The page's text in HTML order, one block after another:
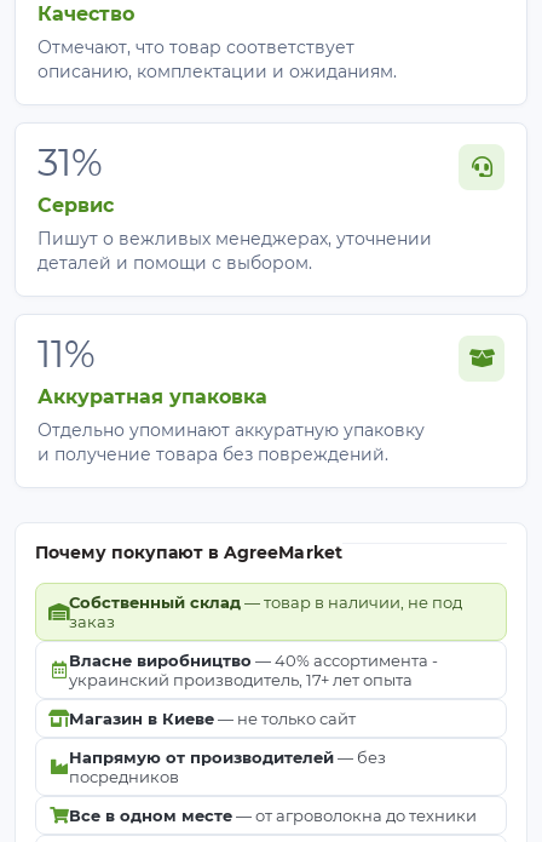
Качество
Отмечают, что товар соответствует
описанию, комплектации и ожиданиям.
31%
Сервис
Пишут о вежливых менеджерах, уточнении
деталей и помощи с выбором.
11%
Аккуратная упаковка
Отдельно упоминают аккуратную упаковку
и получение товара без повреждений.
Почему покупают в AgreeMarket
Собственный склад— товар в наличии, не под
заказ
Власне виробництво — 40% ассортимента -
украинский производитель, 17+ лет опыта
Магазин в Киеве— не только сайт
Напрямую от производителей— без
посредников
Все в одном месте— от агроволокна до техники